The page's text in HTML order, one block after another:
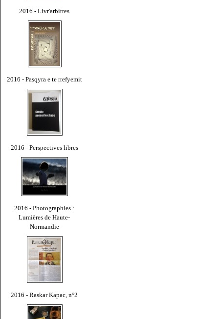
2016 - Livr'arbitres
2016 - Pasqyra e te rrefyemit
2016 - Perspectives libres
2016 - Photographies :
Lumières de Haute-
Normandie
2016 - Raskar Kapac, n°2